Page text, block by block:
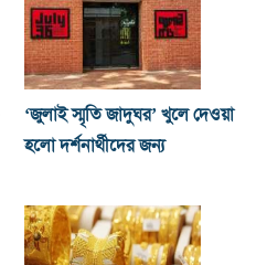
‘জুলাই স্মৃতি জাদুঘর’ খুলে দেওয়া
হলো দর্শনার্থীদের জন্য